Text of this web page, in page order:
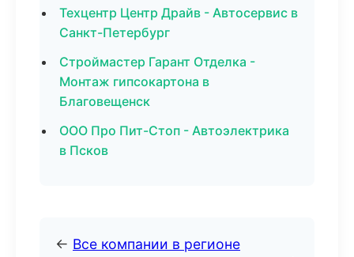
Техцентр Центр Драйв - Автосервис в
Санкт-Петербург
Строймастер Гарант Отделка -
Монтаж гипсокартона в
Благовещенск
ООО Про Пит-Стоп - Автоэлектрика
в Псков
← Все компании в регионе